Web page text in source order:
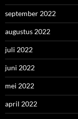
september 2022
augustus 2022
juli 2022
juni 2022
mei 2022
april 2022